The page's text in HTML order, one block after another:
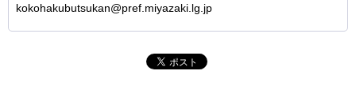
kokohakubutsukan@pref.miyazaki.lg.jp